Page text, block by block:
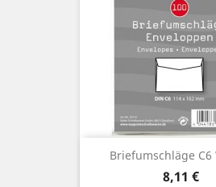
Briefumschläge C6
Preis
8,11 €